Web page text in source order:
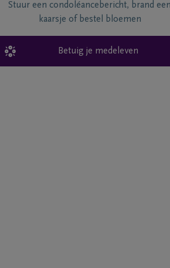
Stuur een condoléancebericht, brand een
kaarsje of bestel bloemen
Betuig je medeleven